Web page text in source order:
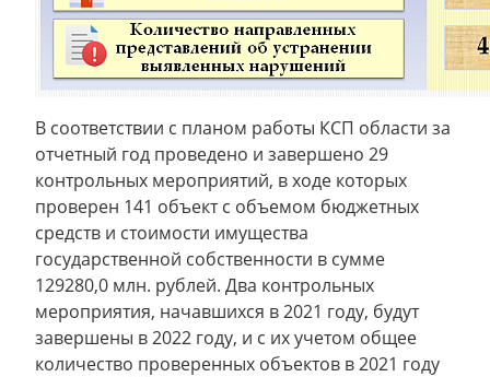
В соответствии с планом работы КСП области за
отчетный год проведено и завершено 29
контрольных мероприятий, в ходе которых
проверен 141 объект с объемом бюджетных
средств и стоимости имущества
государственной собственности в сумме
129280,0 млн. рублей. Два контрольных
мероприятия, начавшихся в 2021 году, будут
завершены в 2022 году, и с их учетом общее
количество проверенных объектов в 2021 году